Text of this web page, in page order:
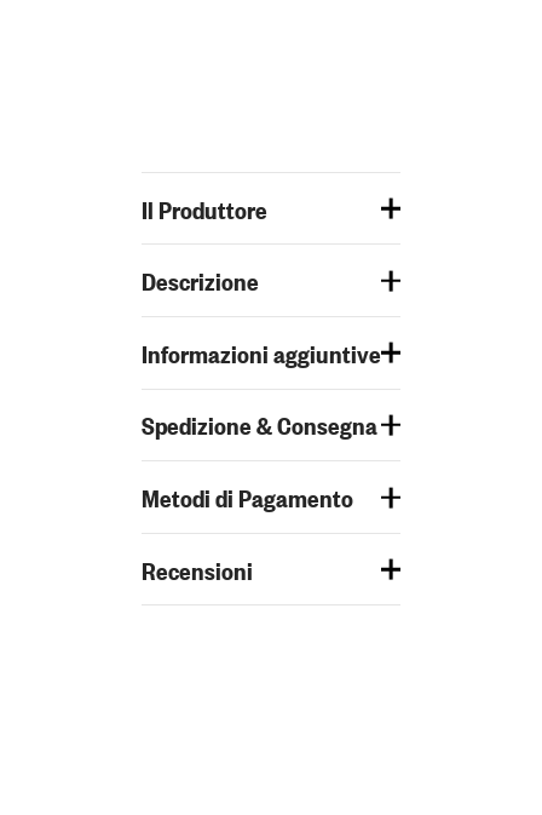
Il Produttore
Descrizione
Informazioni aggiuntive
Spedizione & Consegna
Metodi di Pagamento
Recensioni